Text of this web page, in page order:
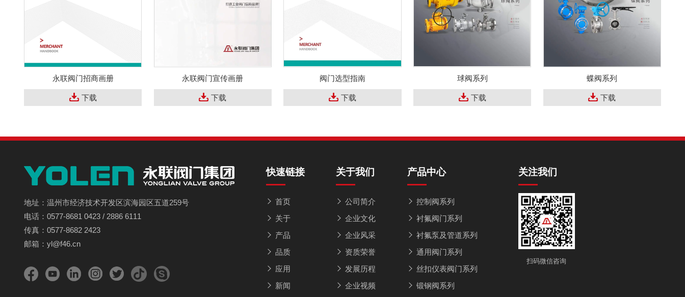
永联阀门招商画册
下载
永联阀门宣传画册
下载
阀门选型指南
下载
球阀系列
下载
蝶阀系列
下载
地址：温州市经济技术开发区滨海园区五道259号
电话：0577-8681 0423 / 2886 6111
传真：0577-8682 2423
邮箱：yl@f46.cn
快速链接
首页
关于
产品
品质
应用
新闻
关于我们
公司简介
企业文化
企业风采
资质荣誉
发展历程
企业视频
产品中心
控制阀系列
衬氟阀门系列
衬氟泵及管道系列
通用阀门系列
丝扣仪表阀门系列
锻钢阀系列
关注我们
扫码微信咨询